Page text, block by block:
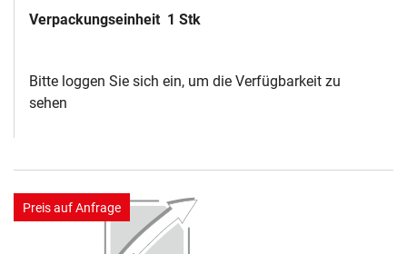
Verpackungseinheit 1 Stk
Bitte loggen Sie sich ein, um die Verfügbarkeit zu
sehen
Preis auf Anfrage